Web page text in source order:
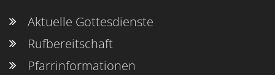
Aktuelle Gottesdienste
Rufbereitschaft
Pfarrinformationen